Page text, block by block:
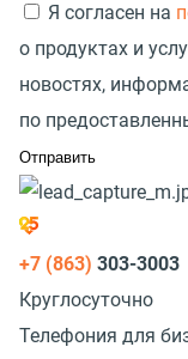
Я согласен на
о продуктах и
новостях,
по
+7 (863) 303-3003
Круглосуточно
Телефония для